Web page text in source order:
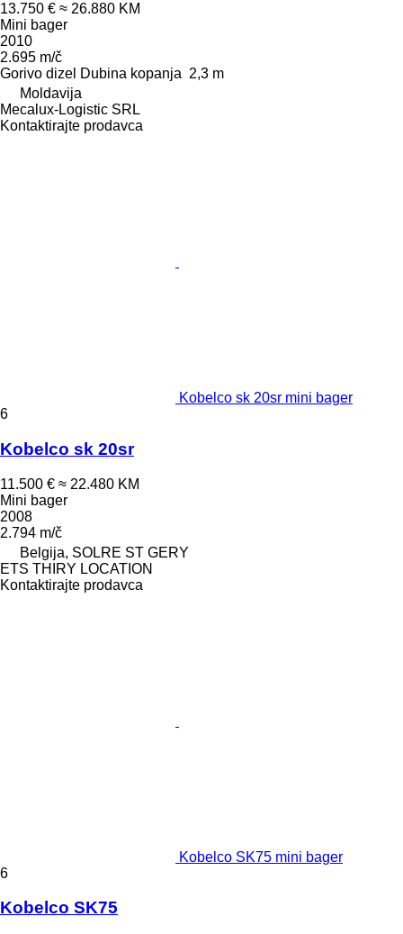
13.750 € ≈ 26.880 KM
Mini bager
2010
2.695 m/č
Gorivo dizel Dubina kopanja 2,3 m
Moldavija
Mecalux-Logistic SRL
Kontaktirajte prodavca
Kobelco sk 20sr mini bager
6
Kobelco sk 20sr
11.500 € ≈ 22.480 KM
Mini bager
2008
2.794 m/č
Belgija, SOLRE ST GERY
ETS THIRY LOCATION
Kontaktirajte prodavca
Kobelco SK75 mini bager
6
Kobelco SK75